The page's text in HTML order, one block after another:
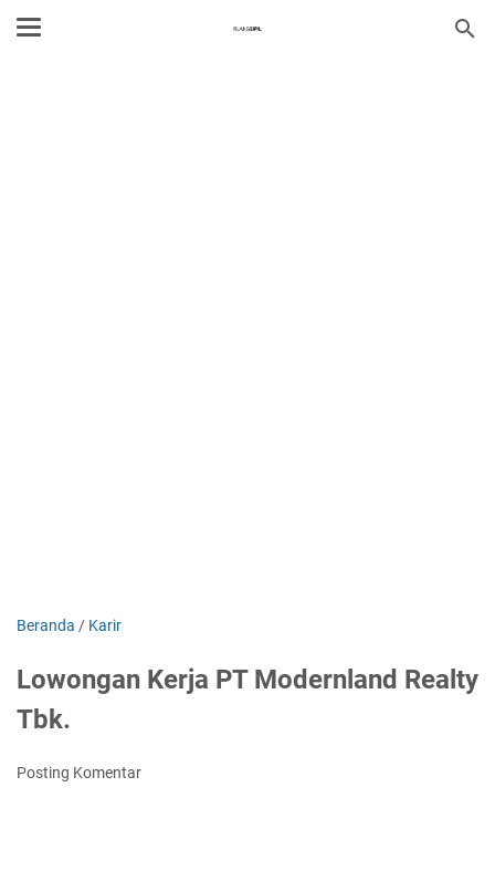
Beranda / Karir
Lowongan Kerja PT Modernland Realty
Tbk.
Posting Komentar